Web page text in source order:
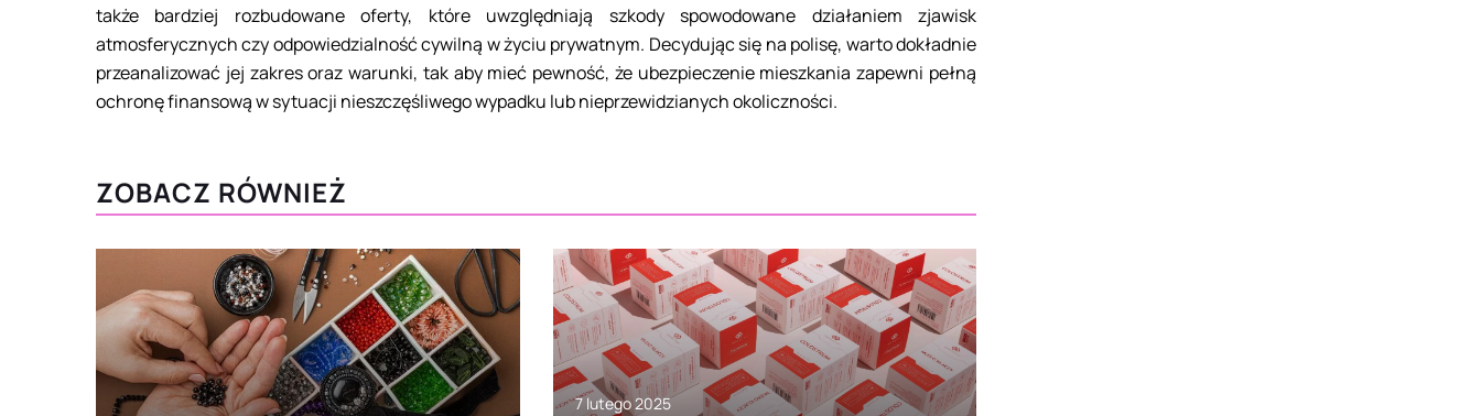
także bardziej rozbudowane oferty, które uwzględniają szkody spowodowane działaniem zjawisk
atmosferycznych czy odpowiedzialność cywilną w życiu prywatnym. Decydując się na polisę, warto dokładnie
przeanalizować jej zakres oraz warunki, tak aby mieć pewność, że ubezpieczenie mieszkania zapewni pełną
ochronę finansową w sytuacji nieszczęśliwego wypadku lub nieprzewidzianych okoliczności.
ZOBACZ RÓWNIEŻ
7 lutego 2025